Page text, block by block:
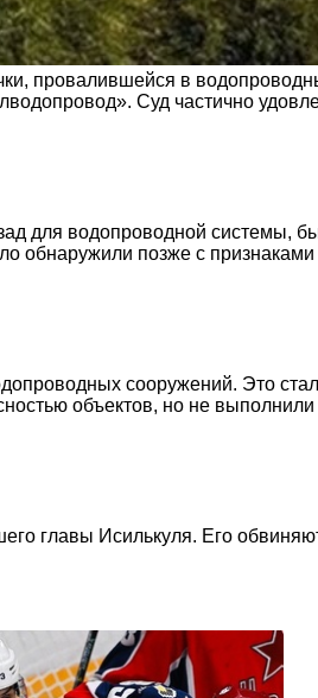
провалившейся в
Суд частично
для водопроводной системы,
обнаружили позже с
сооружений. Это
объектов, но не
главы Исилькуля. Его